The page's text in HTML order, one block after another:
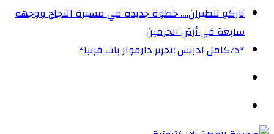
تاركو للطيران…. خطوة جديدة في مسيرة النجاح ووجهه
سابعة في أرض الحرمين
‏*د/كامل ادريس :تحرير دارفوار بات قريبا*